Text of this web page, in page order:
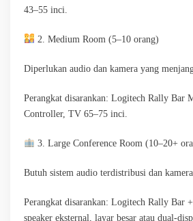
43–55 inci.
2. Medium Room (5–10 orang)
Diperlukan audio dan kamera yang
Perangkat disarankan: Logitech Rally Bar
Controller, TV 65–75 inci.
3. Large Conference Room (10–20+
Butuh sistem audio terdistribusi dan
Perangkat disarankan: Logitech Rally Bar
speaker eksternal, layar besar atau dual-